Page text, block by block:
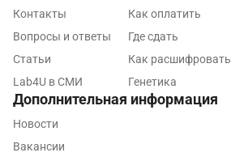
Курск
Липецк
Лобня
Контакты
Вопросы и ответы
Статьи
Lab4U в СМИ
Как оплатить
Где сдать
Как расшифровать
Генетика
Дополнительная информация
Новости
Вакансии